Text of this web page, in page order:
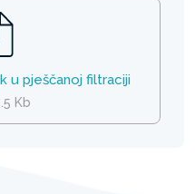
u pješčanoj filtraciji
Kb